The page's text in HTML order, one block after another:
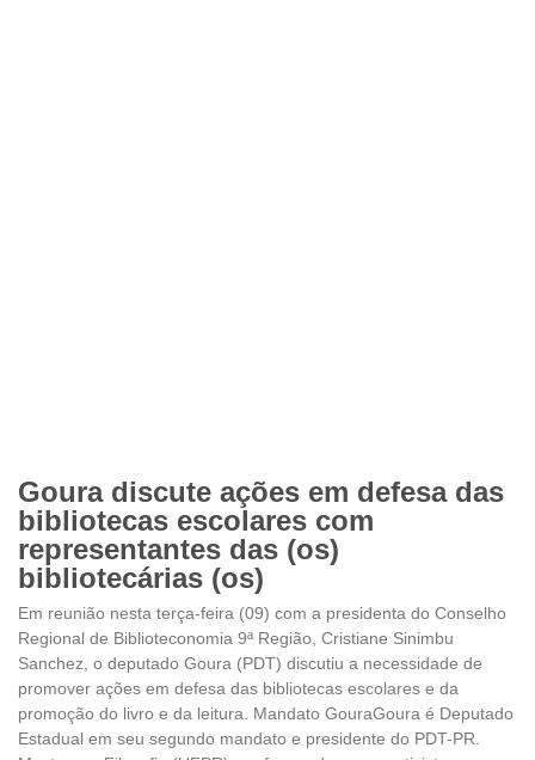
Goura discute ações em defesa das
bibliotecas escolares com
representantes das (os)
bibliotecárias (os)
Em reunião nesta terça-feira (09) com a presidenta do Conselho
Regional de Biblioteconomia 9ª Região, Cristiane Sinimbu
Sanchez, o deputado Goura (PDT) discutiu a necessidade de
promover ações em defesa das bibliotecas escolares e da
promoção do livro e da leitura. Mandato GouraGoura é Deputado
Estadual em seu segundo mandato e presidente do PDT-PR.